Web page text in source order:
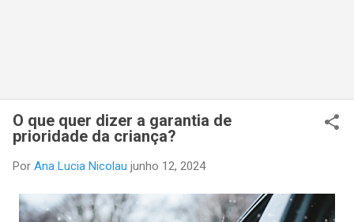
O que quer dizer a garantia de
prioridade da criança?
Por Ana Lucia Nicolau junho 12, 2024